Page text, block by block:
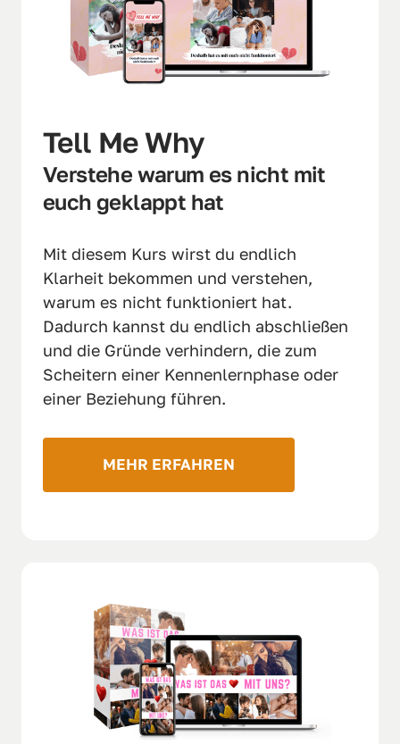
Tell Me Why
Verstehe warum es nicht mit
euch geklappt hat
Mit diesem Kurs wirst du endlich
Klarheit bekommen und verstehen,
warum es nicht funktioniert hat.
Dadurch kannst du endlich abschließen
und die Gründe verhindern, die zum
Scheitern einer Kennenlernphase oder
einer Beziehung führen.
MEHR ERFAHREN